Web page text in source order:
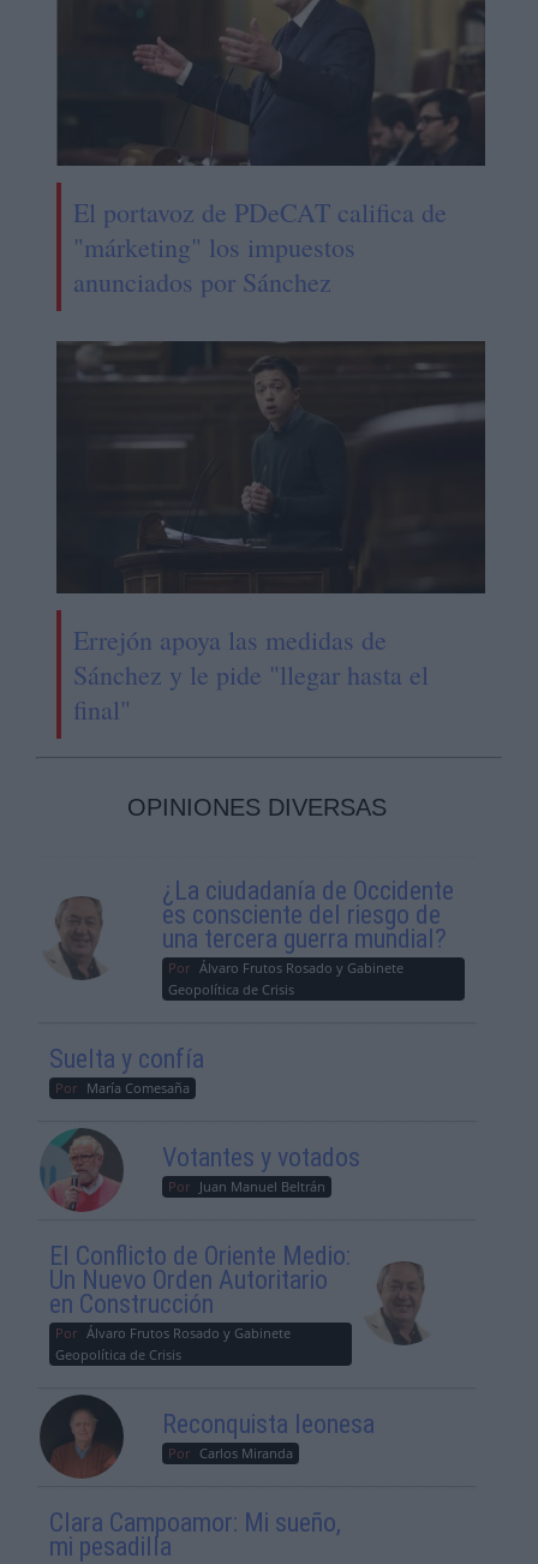
El portavoz de PDeCAT califica de
"márketing" los impuestos
anunciados por Sánchez
Errejón apoya las medidas de
Sánchez y le pide "llegar hasta el
final"
OPINIONES DIVERSAS
¿La ciudadanía de Occidente
es consciente del riesgo de
una tercera guerra mundial?
Por Álvaro Frutos Rosado y Gabinete
Geopolítica de Crisis
Suelta y confía
Por María Comesaña
Votantes y votados
Por Juan Manuel Beltrán
El Conflicto de Oriente Medio:
Un Nuevo Orden Autoritario
en Construcción
Por Álvaro Frutos Rosado y Gabinete
Geopolítica de Crisis
Reconquista leonesa
Por Carlos Miranda
Clara Campoamor: Mi sueño,
mi pesadilla